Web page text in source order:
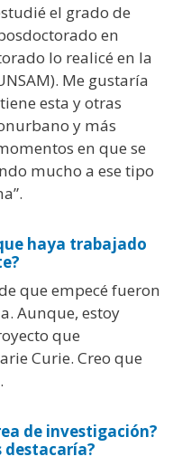
el grado de
en
lo realicé en la
Me gustaría
esta y otras
y más
en que se
mucho a ese tipo
haya trabajado
que empecé fueron
Aunque, estoy
que
Curie. Creo que
de investigación?
destacaría?